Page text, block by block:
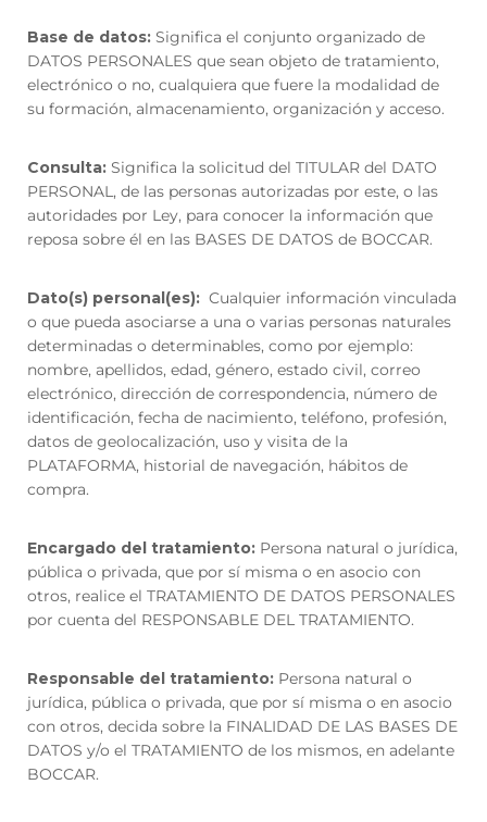
Base de datos: Significa el conjunto organizado de
DATOS PERSONALES que sean objeto de tratamiento,
electrónico o no, cualquiera que fuere la modalidad de
su formación, almacenamiento, organización y acceso.
Consulta: Significa la solicitud del TITULAR del DATO
PERSONAL, de las personas autorizadas por este, o las
autoridades por Ley, para conocer la información que
reposa sobre él en las BASES DE DATOS de BOCCAR.
Dato(s) personal(es): Cualquier información vinculada
o que pueda asociarse a una o varias personas naturales
determinadas o determinables, como por ejemplo:
nombre, apellidos, edad, género, estado civil, correo
electrónico, dirección de correspondencia, número de
identificación, fecha de nacimiento, teléfono, profesión,
datos de geolocalización, uso y visita de la
PLATAFORMA, historial de navegación, hábitos de
compra.
Encargado del tratamiento: Persona natural o jurídica,
pública o privada, que por sí misma o en asocio con
otros, realice el TRATAMIENTO DE DATOS PERSONALES
por cuenta del RESPONSABLE DEL TRATAMIENTO.
Responsable del tratamiento: Persona natural o
jurídica, pública o privada, que por sí misma o en asocio
con otros, decida sobre la FINALIDAD DE LAS BASES DE
DATOS y/o el TRATAMIENTO de los mismos, en adelante
BOCCAR.